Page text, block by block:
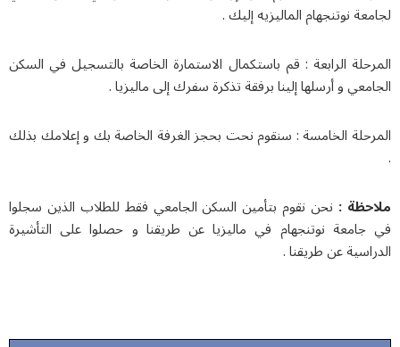
نوتنجهام الماليزيه إليك .
الرابعة : قم باستكمال الاستمارة الخاصة بالتسجيل في السكن
و أرسلها إلينا برفقة تذكرة سفرك إلى ماليزيا .
الخامسة : سنقوم نحت بحجز الغرفة الخاصة بك و إعلامك بذلك
:نحن نقوم بتأمين السكن الجامعي فقط للطلاب الذين سجلوا
نوتنجهام في ماليزيا عن طريقنا و حصلوا على التأشيرة
عن طريقنا .